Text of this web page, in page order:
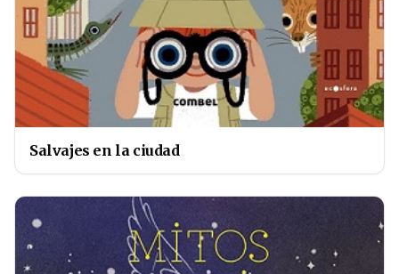
Salvajes en la ciudad